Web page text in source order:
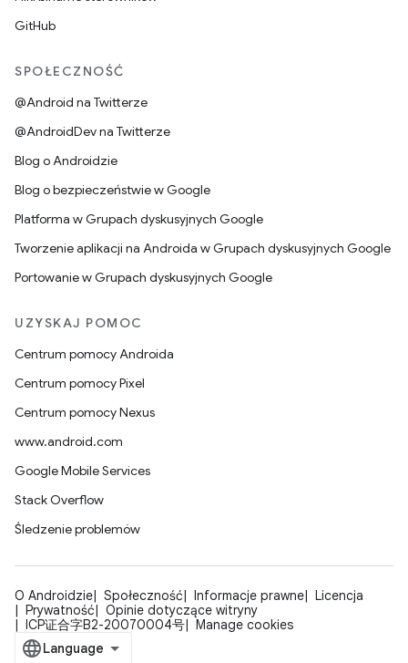
GitHub
SPOŁECZNOŚĆ
@Android na Twitterze
@AndroidDev na Twitterze
Blog o Androidzie
Blog o bezpieczeństwie w Google
Platforma w Grupach dyskusyjnych Google
Tworzenie aplikacji na Androida w Grupach dyskusyjnych Google
Portowanie w Grupach dyskusyjnych Google
UZYSKAJ POMOC
Centrum pomocy Androida
Centrum pomocy Pixel
Centrum pomocy Nexus
www.android.com
Google Mobile Services
Stack Overflow
Śledzenie problemów
O Androidzie Społeczność Informacje prawne
Licencja
Prywatność
Opinie dotyczące witryny
ICP证合字B2-20070004号
Manage cookies